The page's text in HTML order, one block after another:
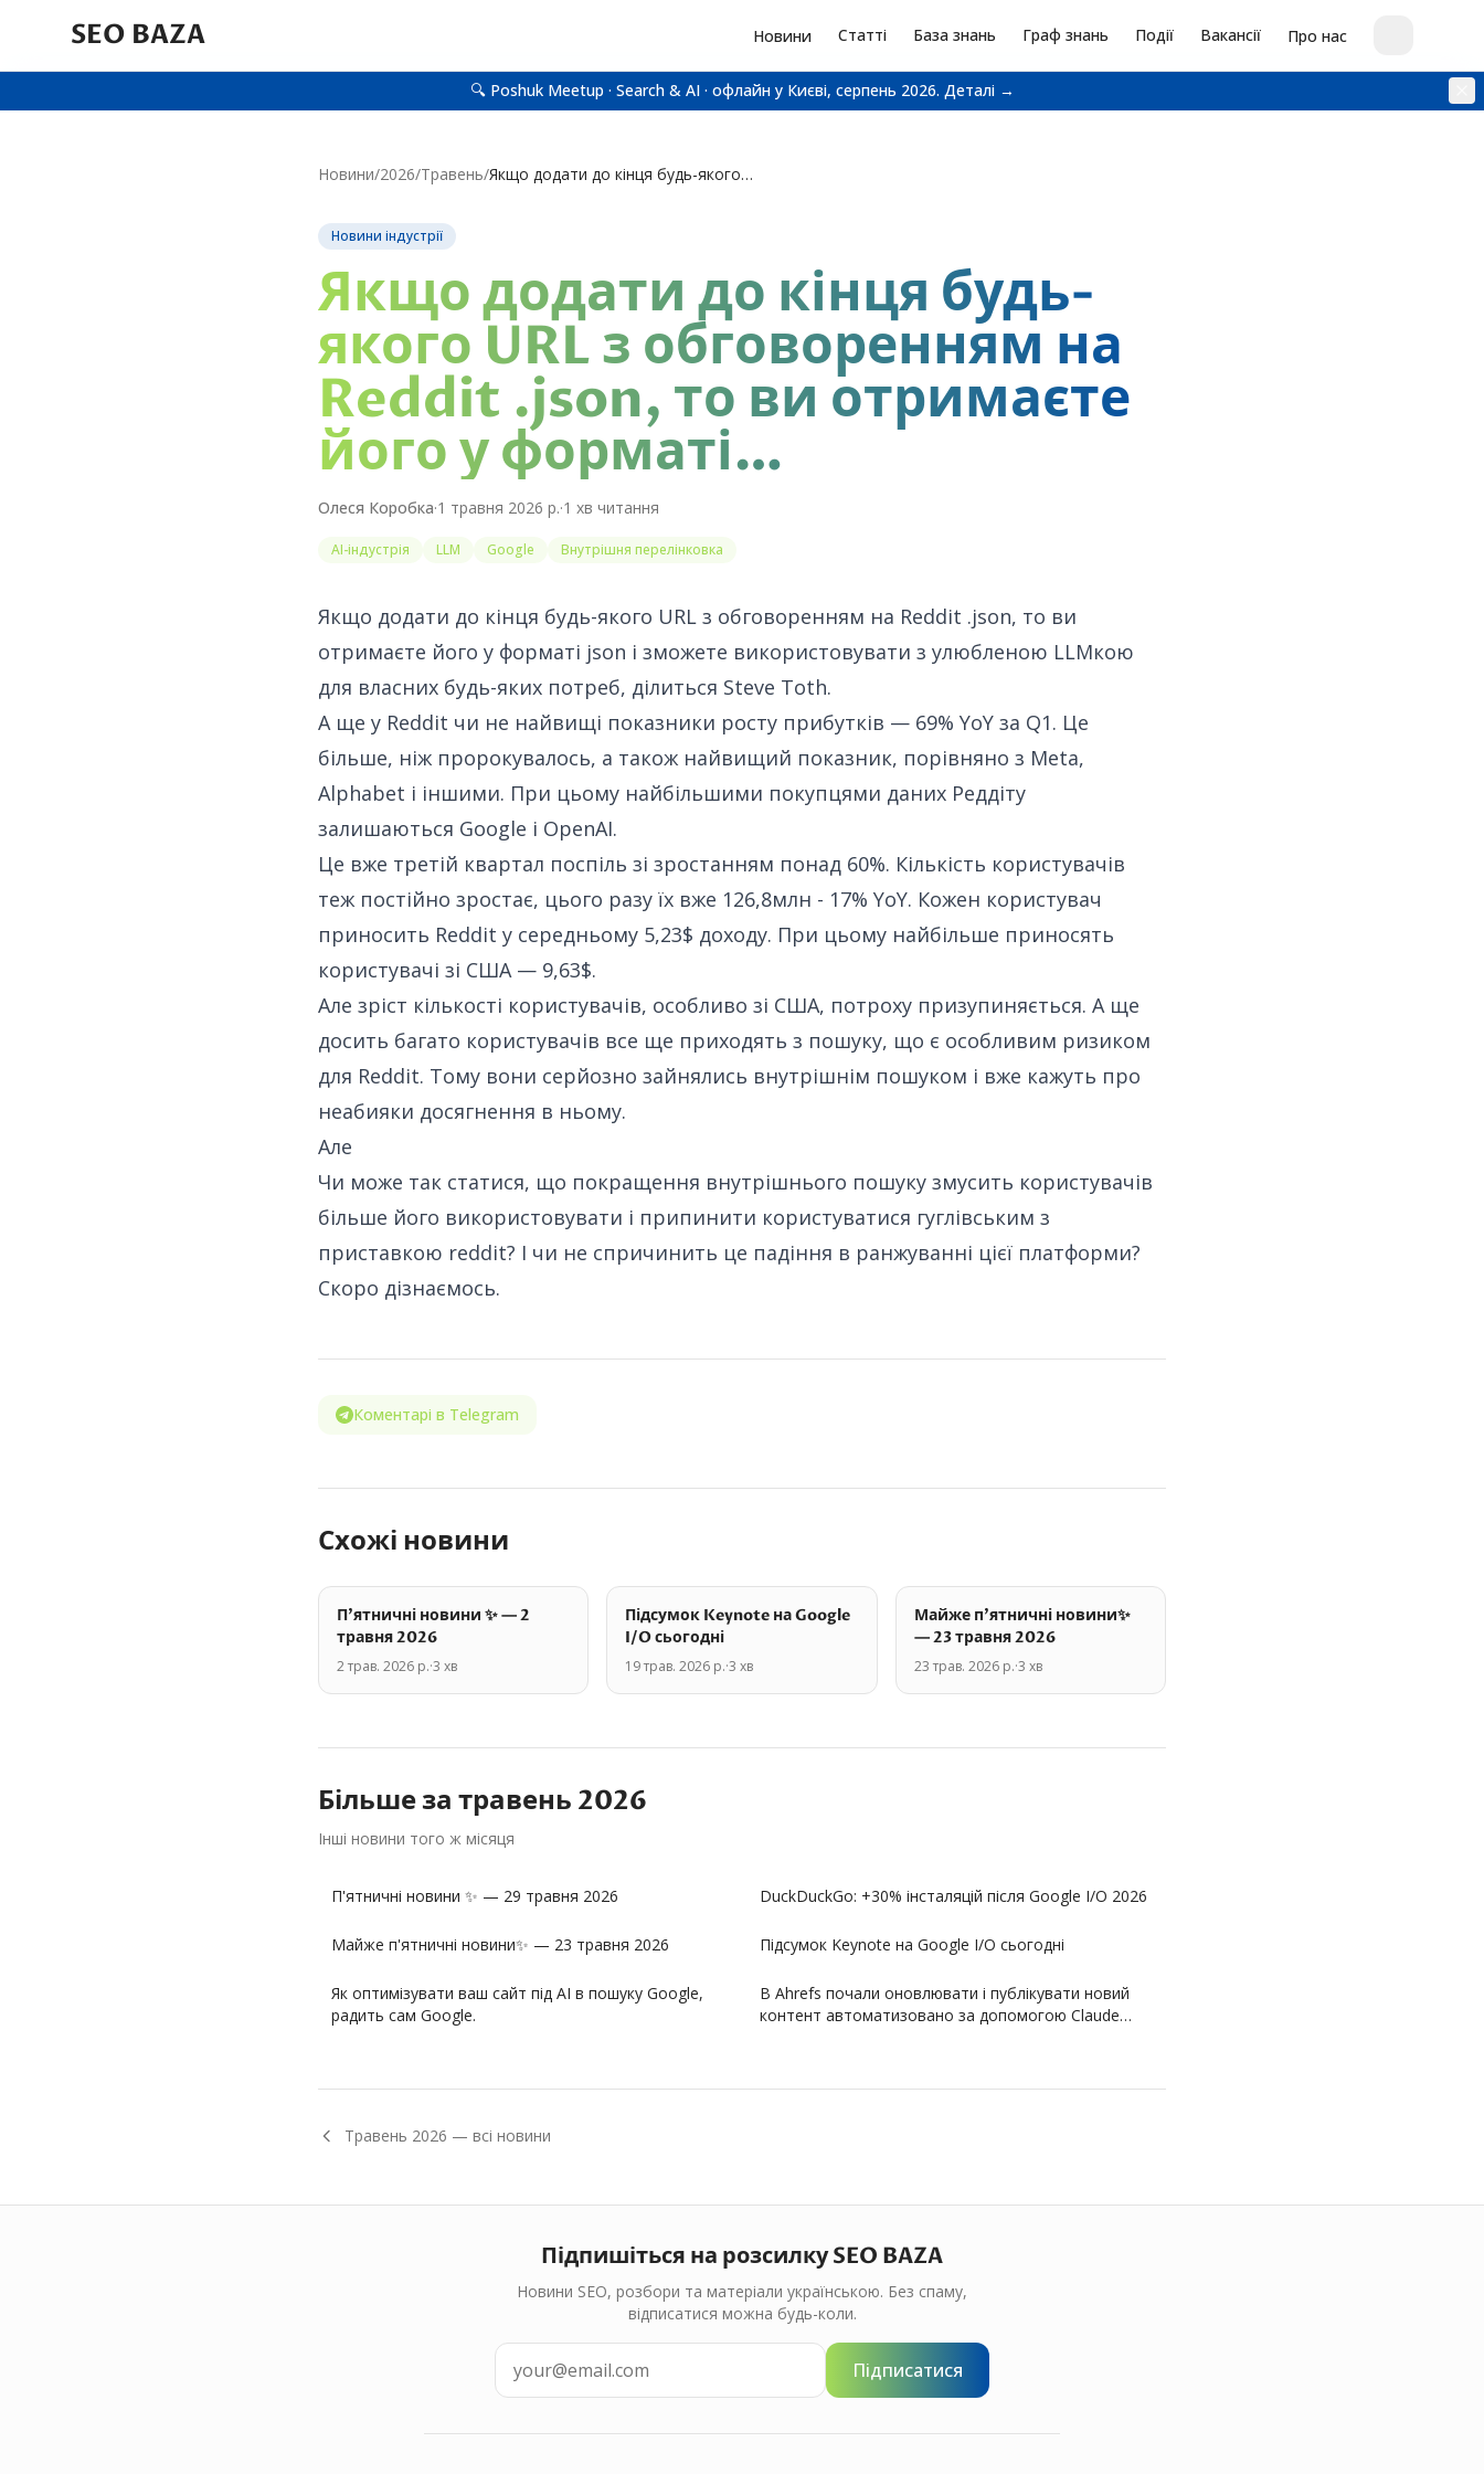
SEO BAZA Новини Статті База знань Граф знань Події Вакансії Про нас
🔍 Poshuk Meetup · Search & AI · офлайн у Києві, серпень 2026. Деталі →
Новини/2026/Травень/ Якщо додати до кінця будь-якого URL з обговоренням на Reddit .json, то ви отримаєте його у форматі…
Новини індустрії
Якщо додати до кінця будь-
якого URL з обговоренням на
Reddit .json, то ви отримаєте
його у форматі…
Олеся Коробка·1 травня 2026 р.·1 хв читання
AI-індустрія LLM Google Внутрішня перелінковка
Якщо додати до кінця будь-якого URL з обговоренням на Reddit .json, то ви
отримаєте його у форматі json і зможете використовувати з улюбленою LLMкою
для власних будь-яких потреб, ділиться Steve Toth.
А ще у Reddit чи не найвищі показники росту прибутків — 69% YoY за Q1. Це
більше, ніж пророкувалось, а також найвищий показник, порівняно з Meta,
Alphabet і іншими. При цьому найбільшими покупцями даних Реддіту
залишаються Google і OpenAI.
Це вже третій квартал поспіль зі зростанням понад 60%. Кількість користувачів
теж постійно зростає, цього разу їх вже 126,8млн - 17% YoY. Кожен користувач
приносить Reddit у середньому 5,23$ доходу. При цьому найбільше приносять
користувачі зі США — 9,63$.
Але зріст кількості користувачів, особливо зі США, потроху призупиняється. А ще
досить багато користувачів все ще приходять з пошуку, що є особливим ризиком
для Reddit. Тому вони серйозно зайнялись внутрішнім пошуком і вже кажуть про
неабияки досягнення в ньому.
Але
Чи може так статися, що покращення внутрішнього пошуку змусить користувачів
більше його використовувати і припинити користуватися гуглівським з
приставкою reddit? І чи не спричинить це падіння в ранжуванні цієї платформи?
Скоро дізнаємось.
Коментарі в Telegram
Схожі новини
П'ятничні новини ✨ — 2
травня 2026
2 трав. 2026 р.·3 хв
Підсумок Keynote на Google
I/O сьогодні
19 трав. 2026 р.·3 хв
Майже п'ятничні новини✨
— 23 травня 2026
23 трав. 2026 р.·3 хв
Більше за травень 2026
Інші новини того ж місяця
П'ятничні новини ✨ — 29 травня 2026 DuckDuckGo: +30% інсталяцій після Google I/O 2026
Майже п'ятничні новини✨ — 23 травня 2026 Підсумок Keynote на Google I/O сьогодні
Як оптимізувати ваш сайт під AI в пошуку Google,
радить сам Google.
В Ahrefs почали оновлювати і публікувати новий
контент автоматизовано за допомогою Claude
Травень 2026 — всі новини
Підпишіться на розсилку SEO BAZA
Новини SEO, розбори та матеріали українською. Без спаму,
відписатися можна будь-коли.
Підписатися